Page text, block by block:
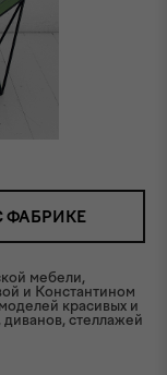
ФАБРИКЕ
мебели,
и Константином
красивых и
диванов, стеллажей